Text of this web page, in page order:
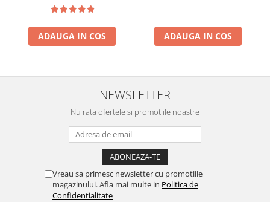
ADAUGA IN COS ADAUGA IN COS
NEWSLETTER
Nu rata ofertele si promotiile noastre
Vreau sa primesc newsletter cu promotiile
magazinului. Afla mai multe in Politica de
Confidentialitate